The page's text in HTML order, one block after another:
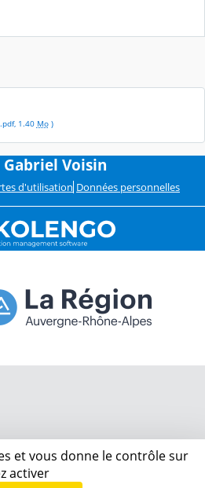
pdf, 1.40 Mo)
Voisin
d'utilisation Données personnelles
et vous donne le contrôle sur
activer